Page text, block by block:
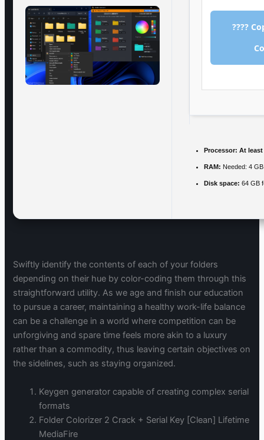
????
Processor: At least
RAM: Needed: 4 GB
Disk space: 64 GB
Swiftly identify the contents of each of your folders
depending on their hue by color-coding them through this
straightforward utility. As we age and finish our education
to pursue a career, maintaining a healthy work-life balance
can be a challenge in a world where competition can be
unforgiving and spare time feels more akin to a luxury
rather than a commodity, thus leaving certain objectives on
the sidelines, such as staying organized.
Keygen generator capable of creating complex serial
formats
Folder Colorizer 2 Crack + Serial Key [Clean] Lifetime
MediaFire